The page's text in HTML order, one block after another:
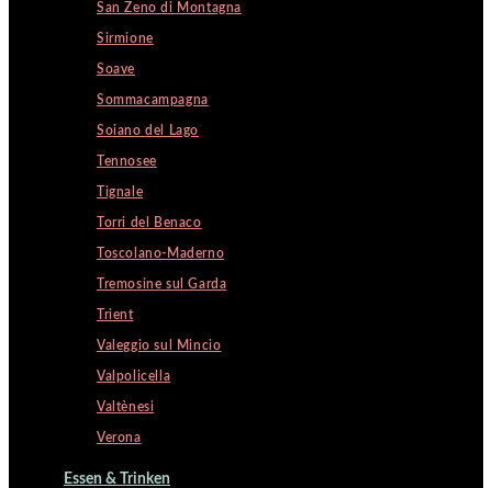
San Zeno di Montagna
Sirmione
Soave
Sommacampagna
Soiano del Lago
Tennosee
Tignale
Torri del Benaco
Toscolano-Maderno
Tremosine sul Garda
Trient
Valeggio sul Mincio
Valpolicella
Valtènesi
Verona
Essen & Trinken